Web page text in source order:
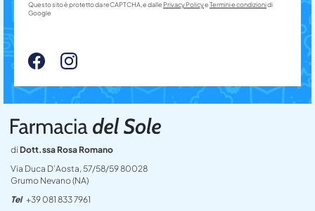
di Dott.ssa Rosa Romano
Via Duca D’Aosta, 57/58/59 80028
Grumo Nevano (NA)
Tel +39 081 833 7961
Questo sito è protetto da reCAPTCHA, e dalle Privacy PolicyeTermini e condizionidi
Google